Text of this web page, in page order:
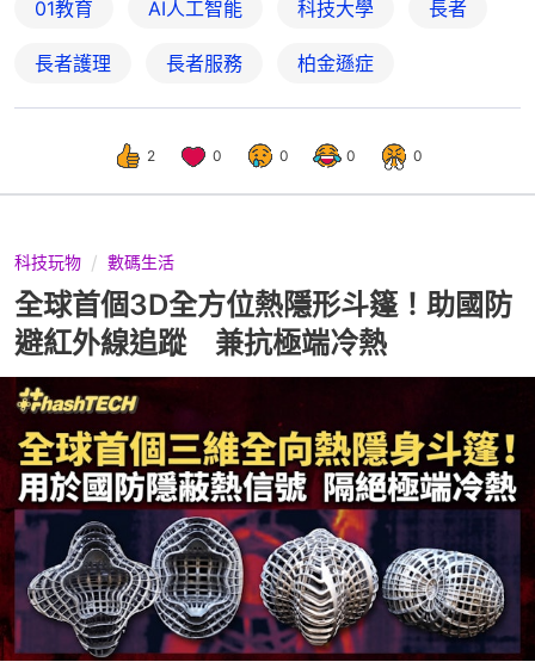
01教育 AI人工智能 科技大學 長者
長者護理 長者服務 柏金遜症
2 0 0 0 0
科技玩物 數碼生活
全球首個3D全方位熱隱形斗篷！助國防
避紅外線追蹤 兼抗極端冷熱